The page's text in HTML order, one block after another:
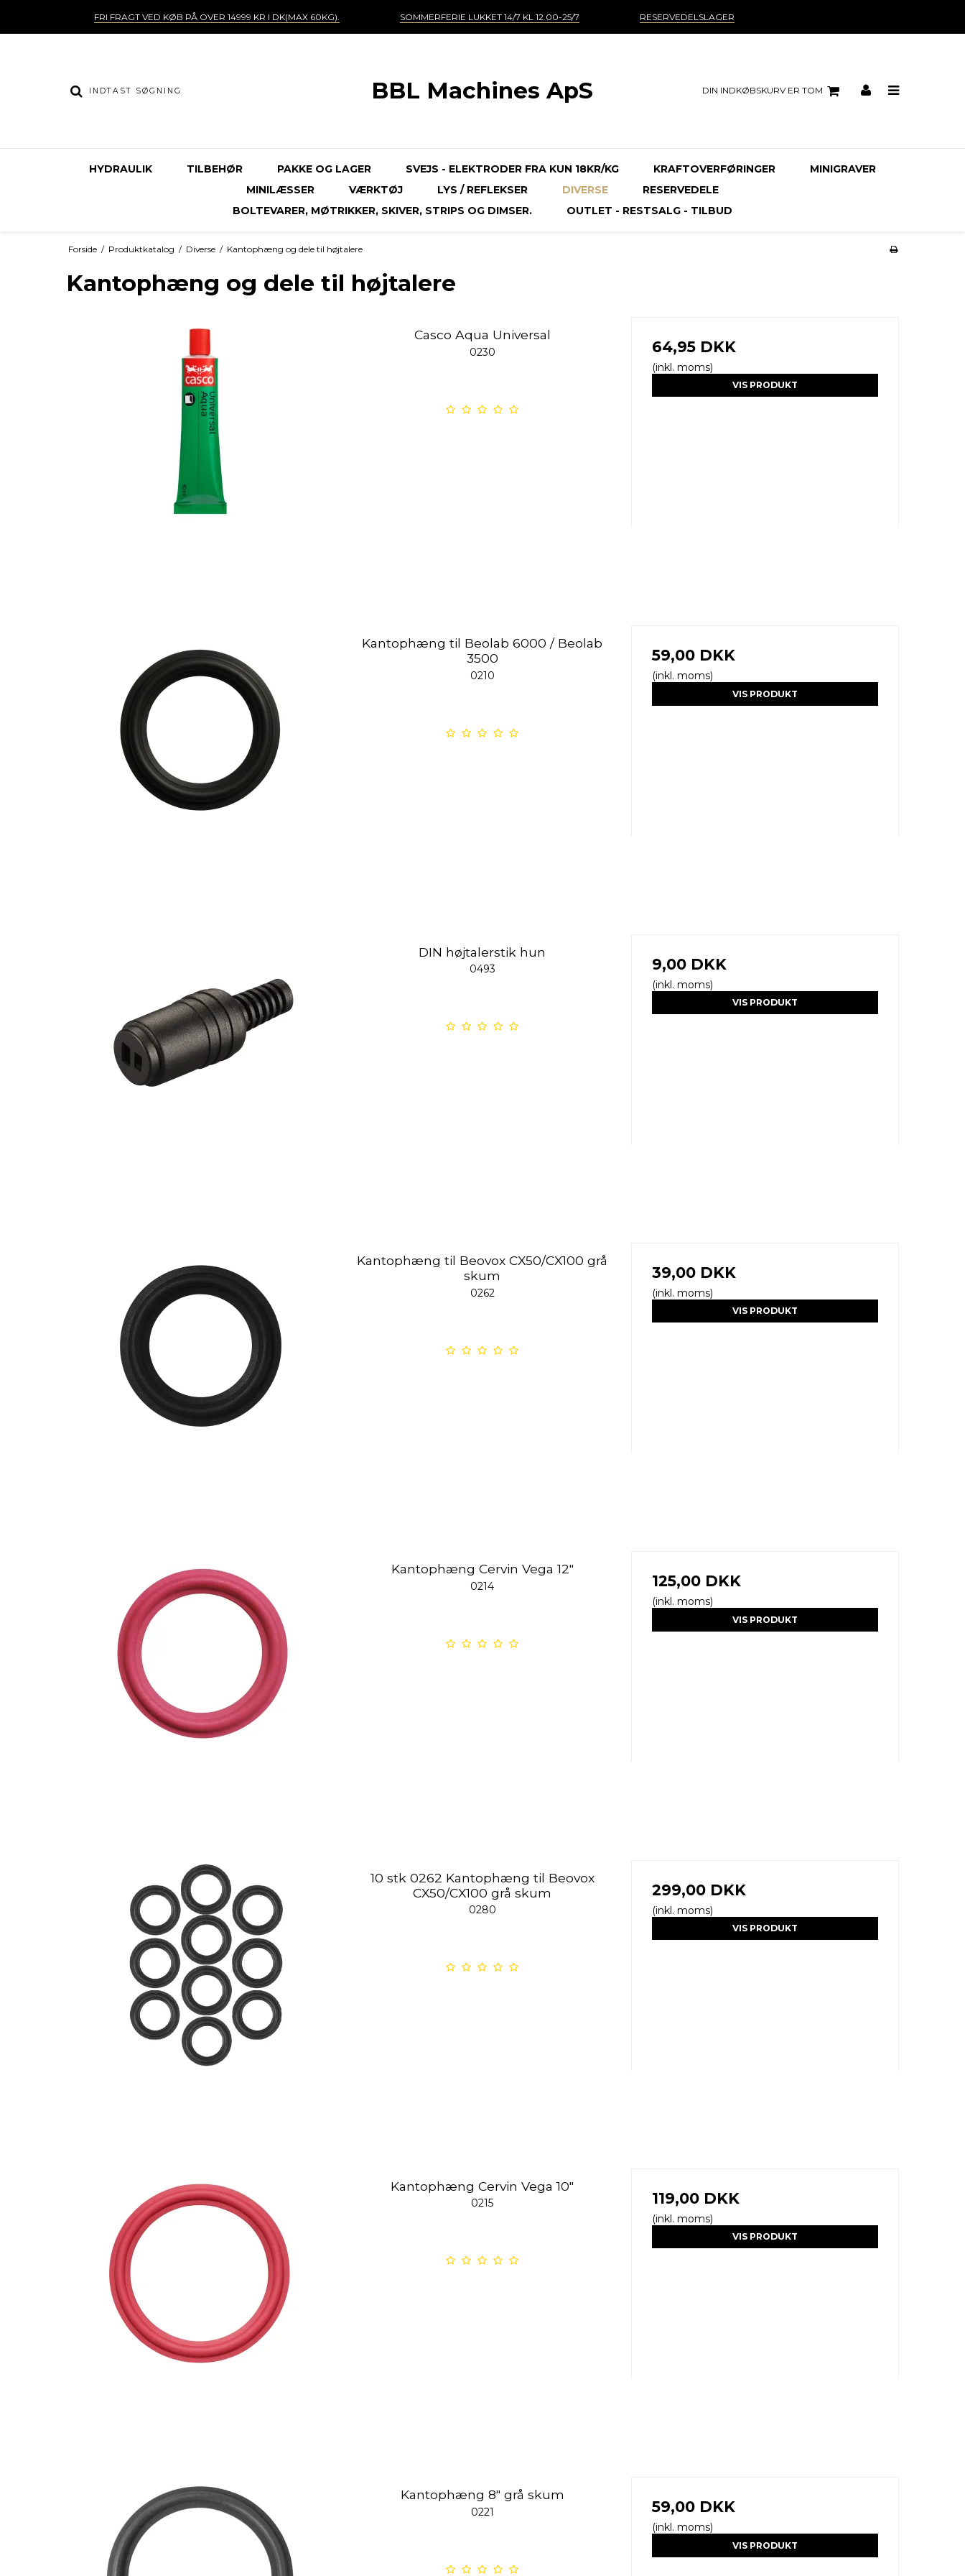
FRI FRAGT VED KØB PÅ OVER 14999 KR I DK(MAX 60KG). SOMMERFERIE LUKKET 14/7 KL 12.00-25/7 RESERVEDELSLAGER
BBL Machines ApS DIN INDKØBSKURV ER TOM
HYDRAULIK TILBEHØR PAKKE OG LAGER SVEJS - ELEKTRODER FRA KUN 18KR/KG KRAFTOVERFØRINGER
MINIGRAVER
MINILÆSSER
VÆRKTØJ LYS / REFLEKSER DIVERSE
RESERVEDELE
BOLTEVARER, MØTRIKKER, SKIVER, STRIPS OG DIMSER.
OUTLET - RESTSALG - TILBUD
Forside / Produktkatalog / Diverse / Kantophæng og dele til højtalere
Kantophæng og dele til højtalere
Casco Aqua Universal
0230 64,95 DKK
(inkl. moms)
VIS PRODUKT
Kantophæng til Beolab 6000 / Beolab
3500
0210
59,00 DKK
(inkl. moms)
VIS PRODUKT
DIN højtalerstik hun
0493 9,00 DKK
(inkl. moms)
VIS PRODUKT
Kantophæng til Beovox CX50/CX100 grå
skum
0262
39,00 DKK
(inkl. moms)
VIS PRODUKT
Kantophæng Cervin Vega 12"
0214 125,00 DKK
(inkl. moms)
VIS PRODUKT
10 stk 0262 Kantophæng til Beovox
CX50/CX100 grå skum
0280
299,00 DKK
(inkl. moms)
VIS PRODUKT
Kantophæng Cervin Vega 10"
0215 119,00 DKK
(inkl. moms)
VIS PRODUKT
Kantophæng 8" grå skum
0221 59,00 DKK
(inkl. moms)
VIS PRODUKT